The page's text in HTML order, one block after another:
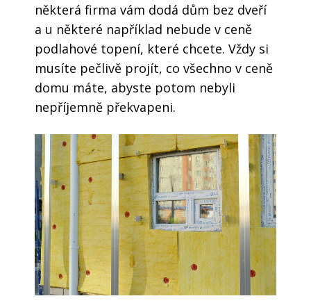
některá firma vám dodá dům bez dveří
a u některé například nebude v ceně
podlahové topení, které chcete. Vždy si
musíte pečlivě projít, co všechno v ceně
domu máte, abyste potom nebyli
nepříjemně překvapeni.